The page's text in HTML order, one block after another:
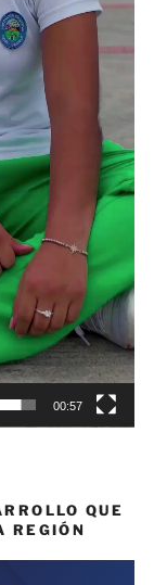
00:57
QUE
REGIÓN